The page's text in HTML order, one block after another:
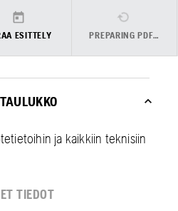
ESITTELY PREPARING PDF…
ja kaikkiin teknisiin
TIEDOT